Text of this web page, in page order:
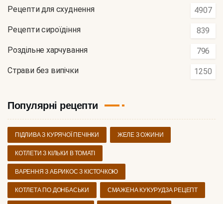
Рецепти для схуднення 4907
Рецепти сироїдіння 839
Роздільне харчування 796
Страви без випічки 1250
Популярні рецепти
ПІДЛИВА З КУРЯЧОЇ ПЕЧІНКИ ЖЕЛЕ З ОЖИНИ
КОТЛЕТИ З КІЛЬКИ В ТОМАТІ
ВАРЕННЯ З АБРИКОС З КІСТОЧКОЮ
КОТЛЕТА ПО ДОНБАСЬКИ СМАЖЕНА КУКУРУДЗА РЕЦЕПТ